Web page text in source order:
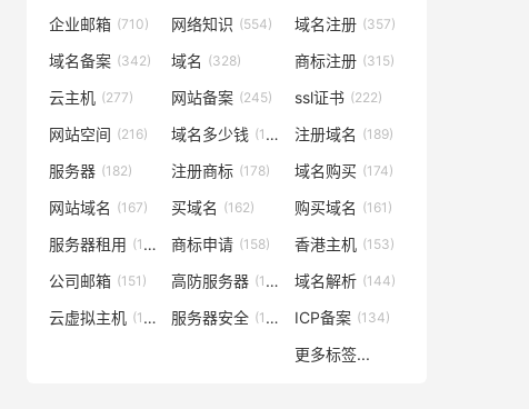
企业邮箱 (710) 网络知识 (554) 域名注册 (357)
域名备案 (342) 域名 (328) 商标注册 (315)
云主机 (277) 网站备案 (245) ssl证书 (222)
网站空间 (216) 域名多少钱 (194) 注册域名 (189)
服务器 (182) 注册商标 (178) 域名购买 (174)
网站域名 (167) 买域名 (162) 购买域名 (161)
服务器租用 (160) 商标申请 (158) 香港主机 (153)
公司邮箱 (151) 高防服务器 (146) 域名解析 (144)
云虚拟主机 (140) 服务器安全 (137) ICP备案 (134)
更多标签...